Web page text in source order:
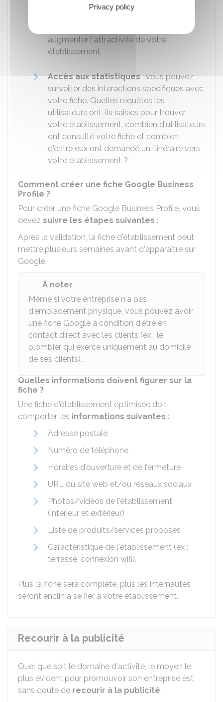
Il est possible d'y intégrer un texte, une
augmenter l'attractivité de votre
établissement.
Accès aux statistiques: vous pouvez
surveiller des interactions spécifiques avec
votre fiche. Quelles requêtes les
utilisateurs ont-ils saisies pour trouver
votre établissement, combien d'utilisateurs
ont consulté votre fiche et combien
d'entre eux ont demandé un itinéraire vers
votre établissement ?
Comment créer une fiche Google Business
Profile ?
Pour créer une fiche Google Business Profile, vous
devez suivre les étapes suivantes :
Après la validation, la fiche d'établissement peut
mettre plusieurs semaines avant d'apparaître sur
Google.
À noter
Même si votre entreprise n'a pas
d'emplacement physique, vous pouvez avoir
une fiche Google à condition d'être en
contact direct avec les clients (ex : le
plombier qui exerce uniquement au domicile
de ses clients).
Quelles informations doivent figurer sur la
fiche ?
Une fiche d'établissement optimisée doit
comporter les informations suivantes :
Adresse postale
Numéro de téléphone
Horaires d'ouverture et de fermeture
URL du site web et/ou réseaux sociaux
Photos/vidéos de l'établissement
(intérieur et extérieur)
Liste de produits/services proposés
Caractéristique de l'établissement (ex :
terrasse, connexion wifi).
Plus la fiche sera complète, plus les internautes
seront enclin à se fier à votre établissement.
Recourir à la publicité
Quel que soit le domaine d'activité, le moyen le
plus évident pour promouvoir son entreprise est
sans doute de recourir à la publicité.
Privacy policy